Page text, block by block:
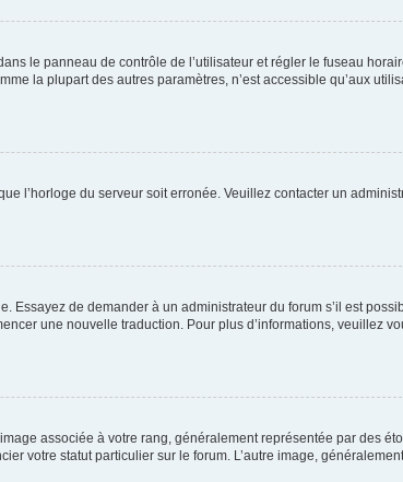
le panneau de contrôle de l’utilisateur et régler le fuseau
la plupart des autres paramètres, n’est accessible qu’aux
l’horloge du serveur soit erronée. Veuillez contacter un
de demander à un administrateur du forum s’il est
une nouvelle traduction. Pour plus d’informations, veuillez
associée à votre rang, généralement représentée par des
votre statut particulier sur le forum. L’autre image,